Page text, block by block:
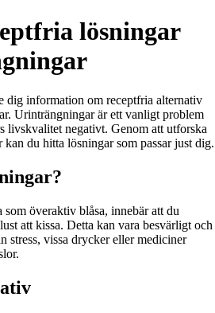
lösningar
dig information om receptfria alternativ
Urinträngningar är ett vanligt problem
livskvalitet negativt. Genom att utforska
du hitta lösningar som passar just dig.
överaktiv blåsa, innebär att du
att kissa. Detta kan vara besvärligt och
stress, vissa drycker eller mediciner